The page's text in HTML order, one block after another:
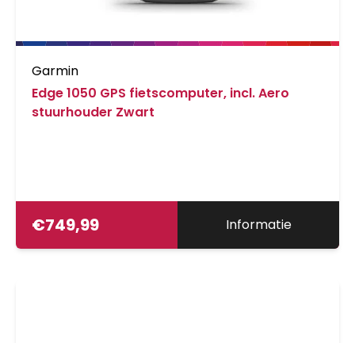
Garmin
Edge 1050 GPS fietscomputer, incl. Aero
stuurhouder Zwart
€749,99 Informatie